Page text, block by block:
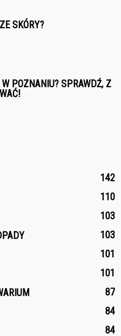
SKÓRY?
POZNANIU? SPRAWDŹ, Z
142
110
103
103
101
101
87
84
84